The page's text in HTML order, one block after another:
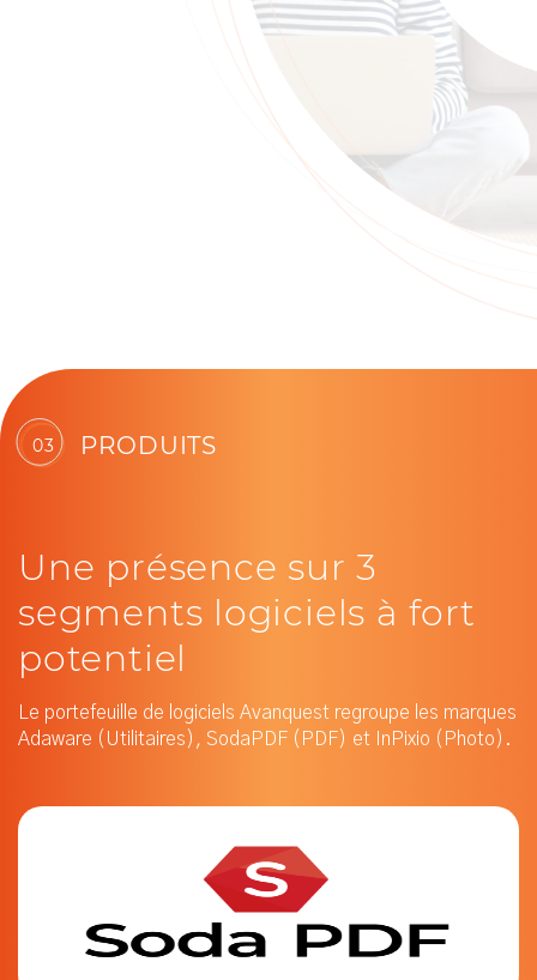
03 PRODUITS
Une présence sur 3
segments logiciels à fort
potentiel
Le portefeuille de logiciels Avanquest regroupe les marques
Adaware (Utilitaires), SodaPDF (PDF) et InPixio (Photo).